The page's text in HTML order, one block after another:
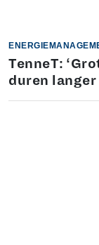
TenneT:
duren langer